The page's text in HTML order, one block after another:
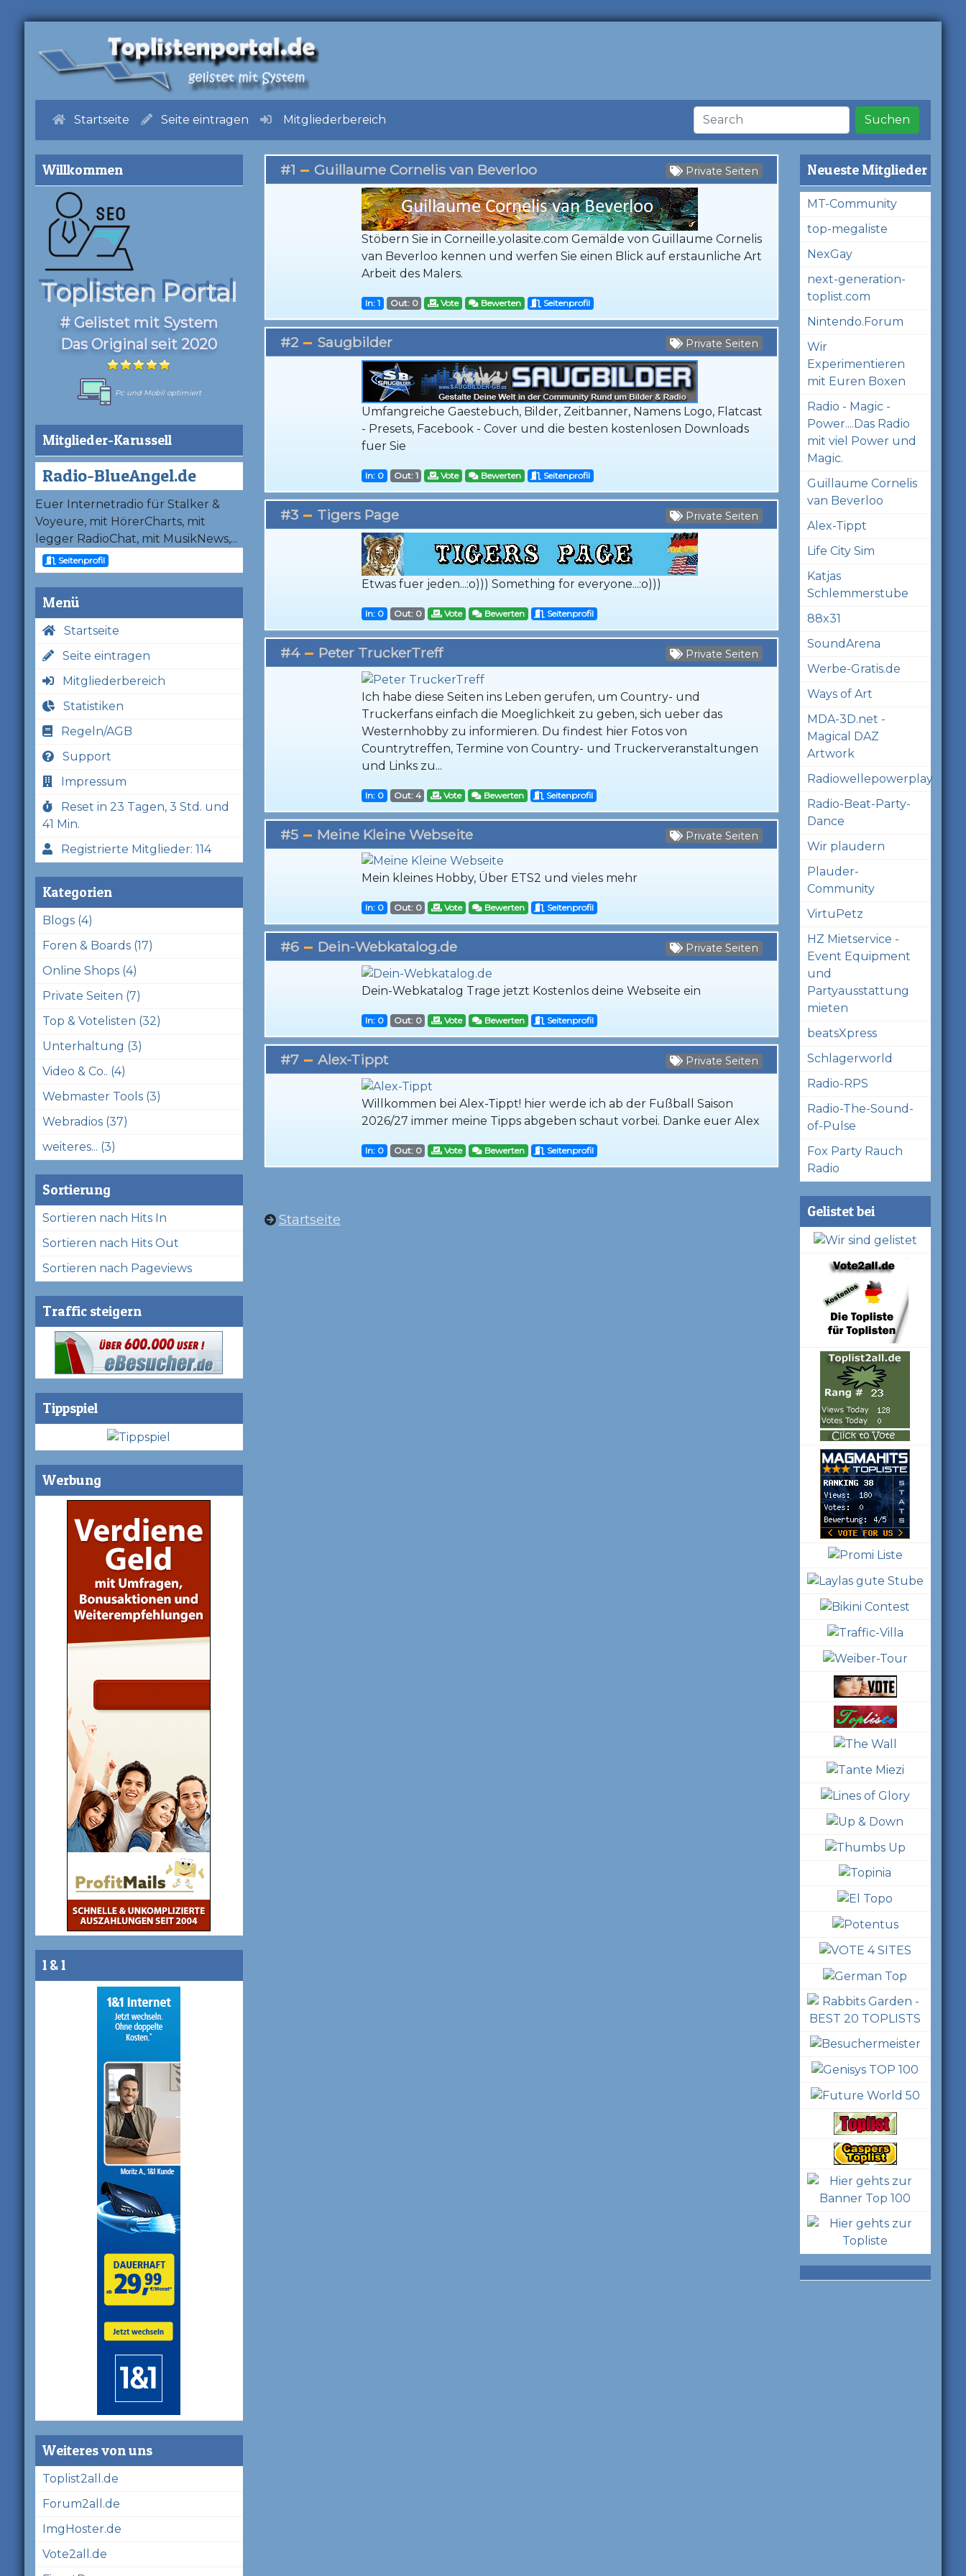
Startseite Seite eintragen Mitgliederbereich Suchen
Willkommen
Toplisten Portal
# Gelistet mit System
Das Original seit 2020
Pc und Mobil optimiert
Mitglieder-Karussell
Radio-BlueAngel.de
Euer Internetradio für Stalker &
Voyeure, mit HörerCharts, mit
legger RadioChat, mit MusikNews,...
Seitenprofil
Menü
Startseite
Seite eintragen
Mitgliederbereich
Statistiken
Regeln/AGB
Support
Impressum
Reset in 23 Tagen, 3 Std. und
41 Min.
Registrierte Mitglieder: 114
Kategorien
Blogs (4)
Foren & Boards (17)
Online Shops (4)
Private Seiten (7)
Top & Votelisten (32)
Unterhaltung (3)
Video & Co.. (4)
Webmaster Tools (3)
Webradios (37)
weiteres... (3)
Sortierung
Sortieren nach Hits In
Sortieren nach Hits Out
Sortieren nach Pageviews
Traffic steigern
Tippspiel
Werbung
1 & 1
Weiteres von uns
Toplist2all.de
Forum2all.de
ImgHoster.de
Vote2all.de
#1 Guillaume Cornelis van Beverloo Private Seiten
Stöbern Sie in Corneille.yolasite.com Gemälde von Guillaume Cornelis
van Beverloo kennen und werfen Sie einen Blick auf erstaunliche Art
Arbeit des Malers.
In: 1 Out: 0 Vote Bewerten Seitenprofil
#2 Saugbilder Private Seiten
Umfangreiche Gaestebuch, Bilder, Zeitbanner, Namens Logo, Flatcast
- Presets, Facebook - Cover und die besten kostenlosen Downloads
fuer Sie
In: 0 Out: 1 Vote Bewerten Seitenprofil
#3 Tigers Page Private Seiten
Etwas fuer jeden...:o))) Something for everyone...:o)))
In: 0 Out: 0 Vote Bewerten Seitenprofil
#4 Peter TruckerTreff Private Seiten
Ich habe diese Seiten ins Leben gerufen, um Country- und
Truckerfans einfach die Moeglichkeit zu geben, sich ueber das
Westernhobby zu informieren. Du findest hier Fotos von
Countrytreffen, Termine von Country- und Truckerveranstaltungen
und Links zu...
In: 0 Out: 4 Vote Bewerten Seitenprofil
#5 Meine Kleine Webseite Private Seiten
Mein kleines Hobby, Über ETS2 und vieles mehr
In: 0 Out: 0 Vote Bewerten Seitenprofil
#6 Dein-Webkatalog.de Private Seiten
Dein-Webkatalog Trage jetzt Kostenlos deine Webseite ein
In: 0 Out: 0 Vote Bewerten Seitenprofil
#7 Alex-Tippt Private Seiten
Willkommen bei Alex-Tippt! hier werde ich ab der Fußball Saison
2026/27 immer meine Tipps abgeben schaut vorbei. Danke euer Alex
In: 0 Out: 0 Vote Bewerten Seitenprofil
Startseite
Neueste Mitglieder
MT-Community
top-megaliste
NexGay
next-generation-
toplist.com
Nintendo.Forum
Wir
Experimentieren
mit Euren Boxen
Radio - Magic -
Power....Das Radio
mit viel Power und
Magic.
Guillaume Cornelis
van Beverloo
Alex-Tippt
Life City Sim
Katjas
Schlemmerstube
88x31
SoundArena
Werbe-Gratis.de
Ways of Art
MDA-3D.net -
Magical DAZ
Artwork
Radiowellepowerplay
Radio-Beat-Party-
Dance
Wir plaudern
Plauder-
Community
VirtuPetz
HZ Mietservice -
Event Equipment
und
Partyausstattung
mieten
beatsXpress
Schlagerworld
Radio-RPS
Radio-The-Sound-
of-Pulse
Fox Party Rauch
Radio
Gelistet bei